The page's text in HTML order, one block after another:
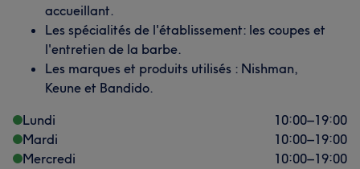
accueillant.
Les spécialités de l'établissement: les coupes et
l'entretien de la barbe.
Les marques et produits utilisés : Nishman,
Keune et Bandido.
Lundi
10:00–19:00
Mardi
10:00–19:00
Mercredi
10:00–19:00